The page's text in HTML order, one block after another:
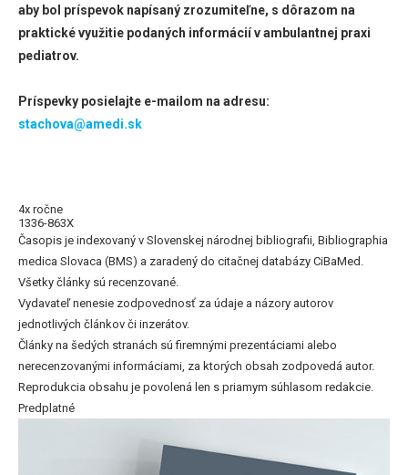
aby bol príspevok napísaný zrozumiteľne, s dôrazom na
praktické využitie podaných informácií v ambulantnej praxi
pediatrov.
Príspevky posielajte e-mailom na adresu:
stachova@amedi.sk
4x ročne
1336-863X
Časopis je indexovaný v Slovenskej národnej bibliografii, Bibliographia
medica Slovaca (BMS) a zaradený do citačnej databázy CiBaMed.
Všetky články sú recenzované.
Vydavateľ nenesie zodpovednosť za údaje a názory autorov
jednotlivých článkov či inzerátov.
Články na šedých stranách sú firemnými prezentáciami alebo
nerecenzovanými informáciami, za ktorých obsah zodpovedá autor.
Reprodukcia obsahu je povolená len s priamym súhlasom redakcie.
Predplatné